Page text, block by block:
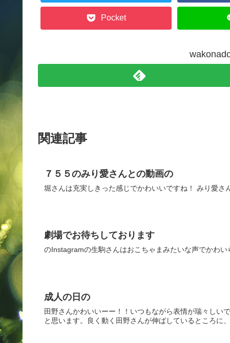
Pocket
関連記事
７５５のみり愛さんとの動画の
堀さんは充実しきった感じでかわいいですね！ みり愛さ
劇場でお待ちしております
のInstagramの生駒さんはおこちゃまみたいな声でかわ
成人の日の
田野さんかわいいーー！！いつもながら表情が瑞々しい
と思います。良く動く田野さんが伸ばしているところに